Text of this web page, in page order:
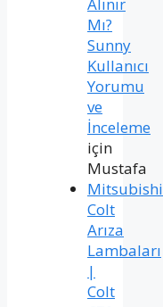
Mı?
Sunny
Kullanıcı
Yorumu
ve
İnceleme
için
Mustafa
Mitsubishi
Colt
Arıza
Lambaları
|
Colt